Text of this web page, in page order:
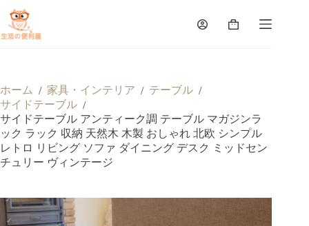
ホーム / 家具・インテリア / テーブル /
サイドテーブル /
サイドテーブル アンティーク調 テーブル マガジンラ
ック ラック 収納 天然木 木製 おしゃれ 北欧 シンプル
レトロ リビング ソファ ダイニング デスク ミッドセン
チュリー ヴィンテージ